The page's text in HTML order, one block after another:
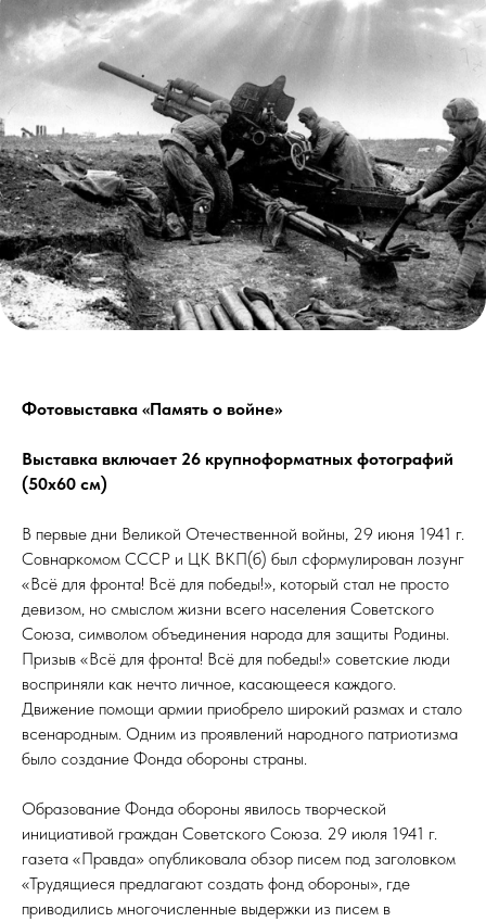
Фотовыставка «Память о войне»
Выставка включает 26 крупноформатных фотографий
(50х60 см)
В первые дни Великой Отечественной войны, 29 июня 1941 г.
Совнаркомом СССР и ЦК ВКП(б) был сформулирован лозунг
«Всё для фронта! Всё для победы!», который стал не просто
девизом, но смыслом жизни всего населения Советского
Союза, символом объединения народа для защиты Родины.
Призыв «Всё для фронта! Всё для победы!» советские люди
восприняли как нечто личное, касающееся каждого.
Движение помощи армии приобрело широкий размах и стало
всенародным. Одним из проявлений народного патриотизма
было создание Фонда обороны страны.
Образование Фонда обороны явилось творческой
инициативой граждан Советского Союза. 29 июля 1941 г.
газета «Правда» опубликовала обзор писем под заголовком
«Трудящиеся предлагают создать фонд обороны», где
приводились многочисленные выдержки из писем в